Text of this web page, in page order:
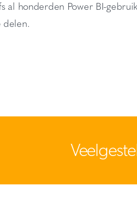
honderden Power BI-
delen.